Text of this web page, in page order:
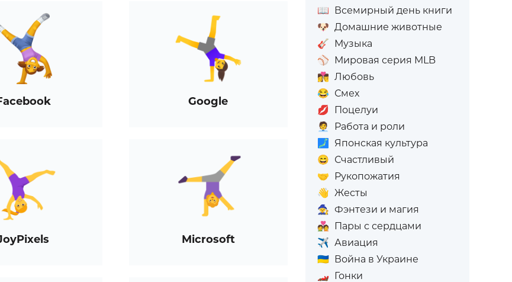
Google
Microsoft
📖 Всемирный день книги
🐶 Домашние животные
🎸 Музыка
⚾ Мировая серия MLB
👩‍❤️‍💋‍👨 Любовь
😂 Смех
💋 Поцелуи
🧑‍💼
Работа и роли
🗾
Японская культура
😄 Счастливый
🤝 Рукопожатия
👋 Жесты
🧙 Фэнтези и магия
💑 Пары с сердцами
✈️ Авиация
🇺🇦 Война в Украине
🏎️ Гонки